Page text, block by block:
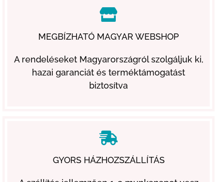
MEGBÍZHATÓ MAGYAR WEBSHOP
A rendeléseket Magyarországról szolgáljuk ki,
hazai garanciát és terméktámogatást
biztosítva
GYORS HÁZHOZSZÁLLÍTÁS